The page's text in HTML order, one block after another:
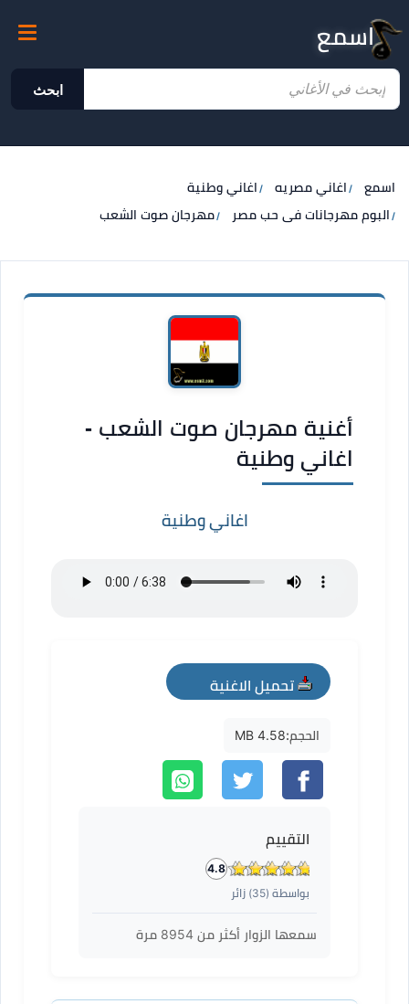
اسمع
ابحث
اسمع اغاني مصريه
اغاني وطنية
البوم مهرجانات فى حب مصر
مهرجان صوت الشعب
أغنية مهرجان صوت الشعب -
اغاني وطنية
اغاني وطنية
تحميل الاغنية
mp3
الحجم:4.58 MB
التقييم
4.8
بواسطة (35) زائر
سمعها الزوار أكثر من 8954 مرة